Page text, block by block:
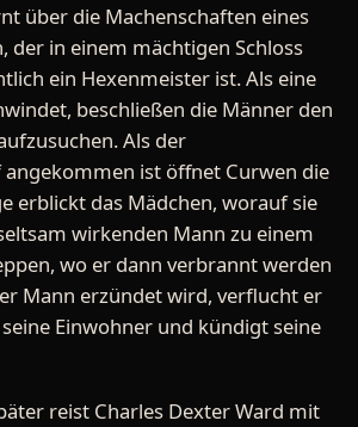
über die Machenschaften eines
der in einem mächtigen Schloss
ein Hexenmeister ist. Als eine
beschließen die Männer den
Als der
ist öffnet Curwen die
erblickt das Mädchen, worauf sie
wirkenden Mann zu einem
wo er dann verbrannt werden
Mann erzündet wird, verflucht er
Einwohner und kündigt seine
reist Charles Dexter Ward mit